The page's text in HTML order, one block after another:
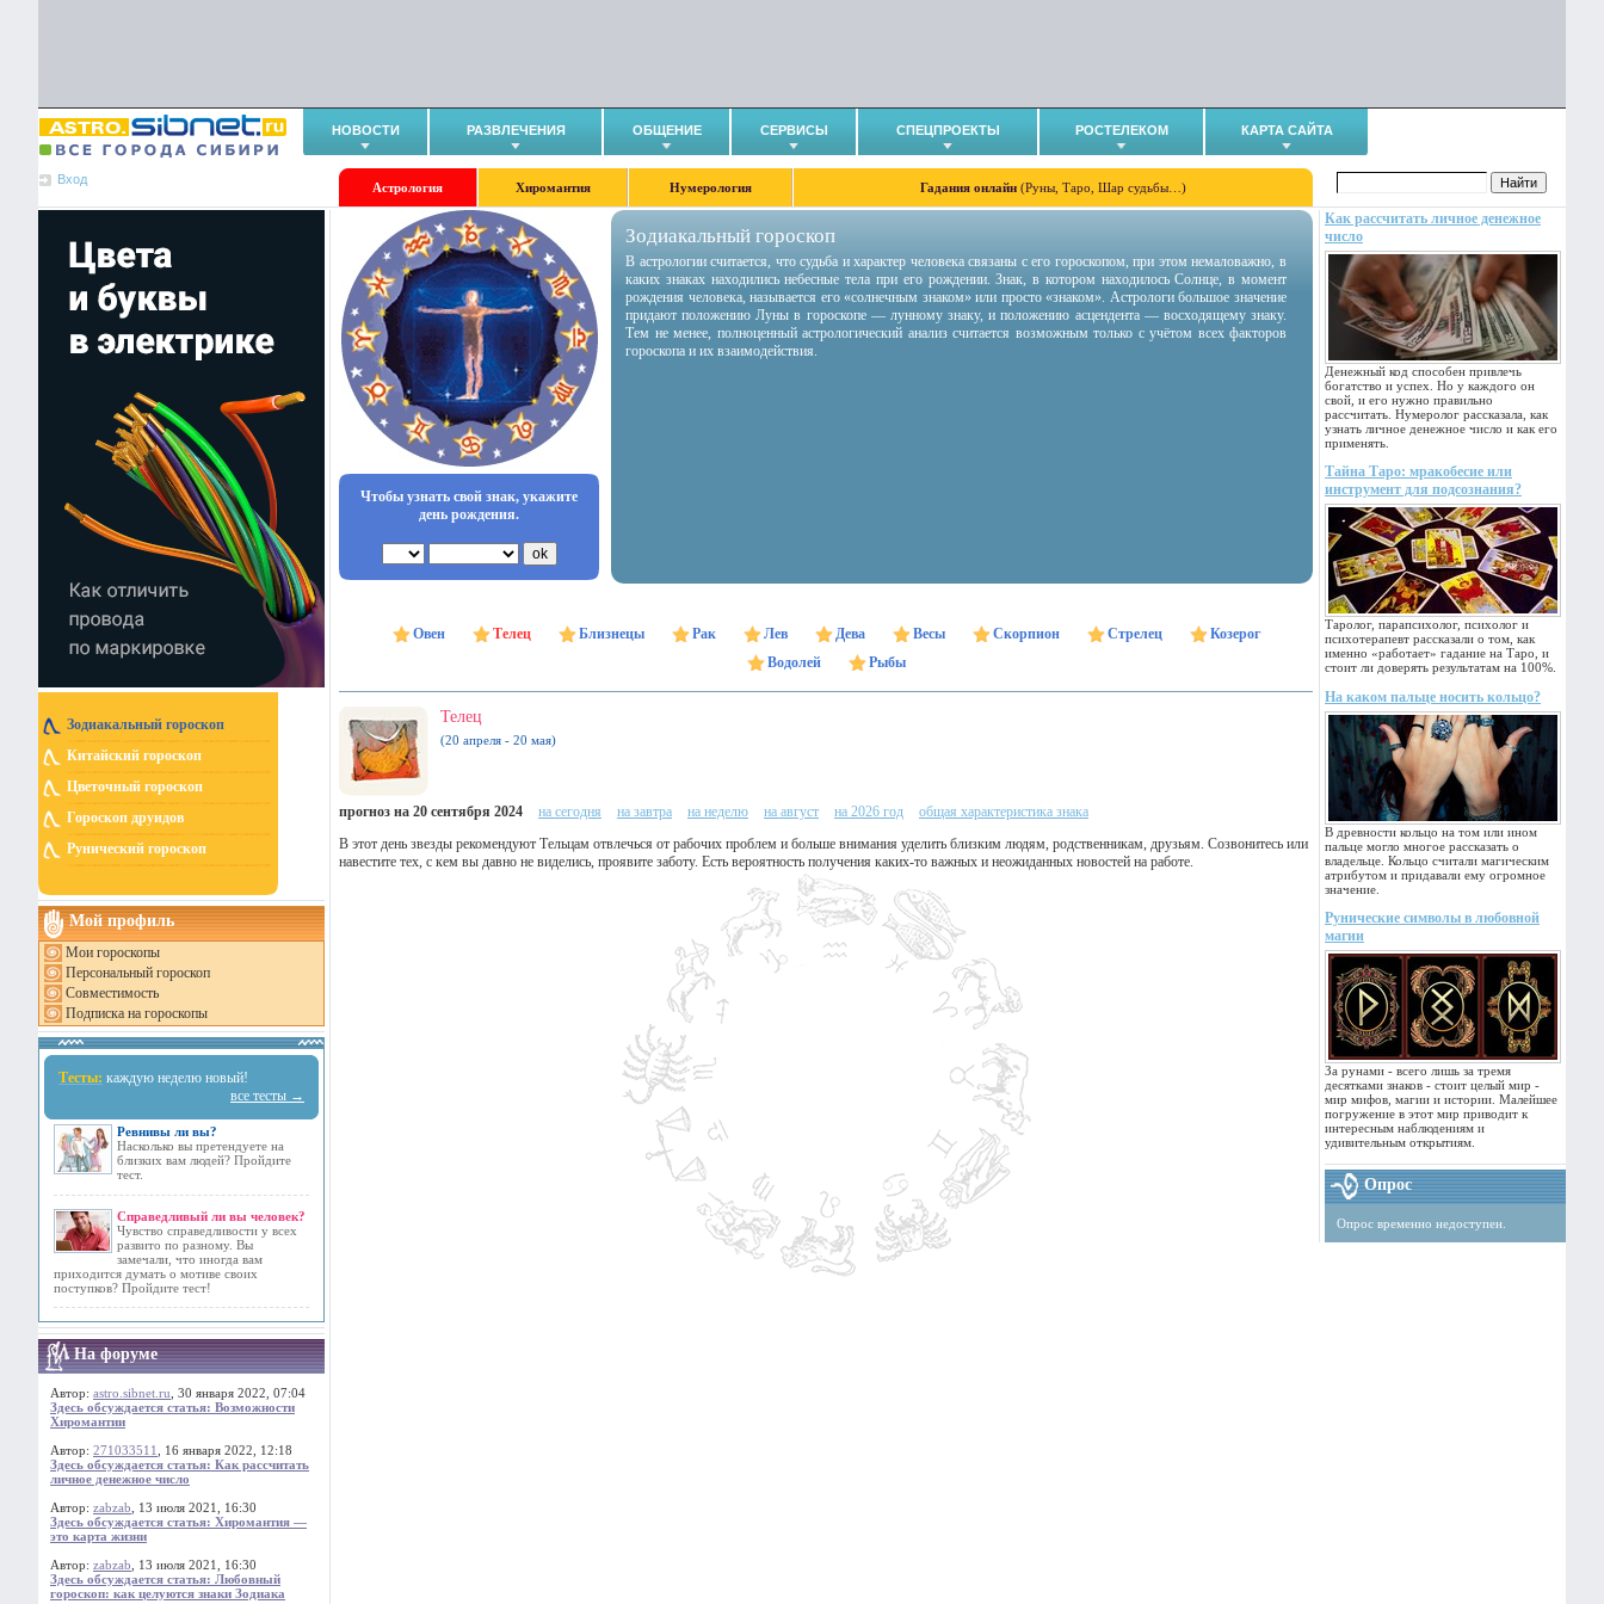
НОВОСТИ РАЗВЛЕЧЕНИЯ ОБЩЕНИЕ СЕРВИСЫ СПЕЦПРОЕКТЫ РОСТЕЛЕКОМ КАРТА САЙТА
Вход
Астрология Хиромантия Нумерология Гадания онлайн (Руны, Таро, Шар судьбы…)
Зодиакальный гороскоп
Китайский гороскоп
Цветочный гороскоп
Гороскоп друидов
Рунический гороскоп
Мой профиль
Мои гороскопы
Персональный гороскоп
Совместимость
Подписка на гороскопы
Тесты: каждую неделю новый!
все тесты →
Ревнивы ли вы?
Насколько вы претендуете на
близких вам людей? Пройдите
тест.
Справедливый ли вы человек?
Чувство справедливости у всех
развито по разному. Вы
замечали, что иногда вам
приходится думать о мотиве своих
поступков? Пройдите тест!
На форуме
Автор: astro.sibnet.ru , 30 января 2022, 07:04
Здесь обсуждается статья: Возможности
Хиромантии
Автор: 271033511
, 16 января 2022, 12:18
Здесь обсуждается статья: Как рассчитать
личное денежное число
Автор: zabzab , 13 июля 2021, 16:30
Здесь обсуждается статья: Хиромантия —
это карта жизни
Автор: zabzab , 13 июля 2021, 16:30
Здесь обсуждается статья: Любовный
гороскоп: как целуются знаки Зодиака
Как рассчитать личное денежное
число
Денежный код способен привлечь
богатство и успех. Но у каждого он
свой, и его нужно правильно
рассчитать. Нумеролог рассказала, как
узнать личное денежное число и как его
применять.
Тайна Таро: мракобесие или
инструмент для подсознания?
Таролог, парапсихолог, психолог и
психотерапевт рассказали о том, как
именно «работает» гадание на Таро, и
стоит ли доверять результатам на 100%.
На каком пальце носить кольцо?
В древности кольцо на том или ином
пальце могло многое рассказать о
владельце. Кольцо считали магическим
атрибутом и придавали ему огромное
значение.
Рунические символы в любовной
магии
За рунами - всего лишь за тремя
десятками знаков - стоит целый мир -
мир мифов, магии и истории. Малейшее
погружение в этот мир приводит к
интересным наблюдениям и
удивительным открытиям.
Опрос
Опрос временно недоступен.
Чтобы узнать свой знак, укажите
день рождения.
Зодиакальный гороскоп
В астрологии считается, что судьба и характер человека связаны с его гороскопом, при этом немаловажно, в
каких знаках находились небесные тела при его рождении. Знак, в котором находилось Солнце, в момент
рождения человека, называется его «солнечным знаком» или просто «знаком». Астрологи большое значение
придают положению Луны в гороскопе — лунному знаку, и положению асцендента — восходящему знаку.
Тем не менее, полноценный астрологический анализ считается возможным только с учётом всех факторов
гороскопа и их взаимодействия.
Овен Телец Близнецы Рак Лев Дева Весы Скорпион Стрелец
Козерог
Водолей
Рыбы
Телец
(20 апреля - 20 мая)
прогноз на 20 сентября 2024 на сегодня на завтра на неделю на август на 2026 год
общая характеристика знака
В этот день звезды рекомендуют Тельцам отвлечься от рабочих проблем и больше внимания уделить близким людям, родственникам, друзьям. Созвонитесь или
навестите тех, с кем вы давно не виделись, проявите заботу. Есть вероятность получения каких-то важных и неожиданных новостей на работе.